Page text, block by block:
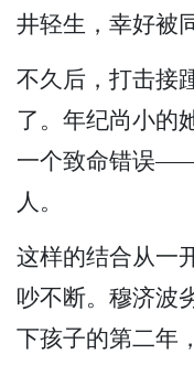
井轻生，幸好被
不久后，打击接
了。年纪尚小的
一个致命错误
人。
这样的结合从一
吵不断。穆济波
下孩子的第二年